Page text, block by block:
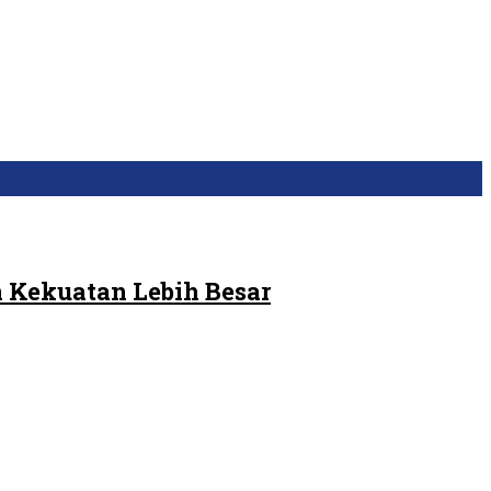
Kekuatan Lebih Besar